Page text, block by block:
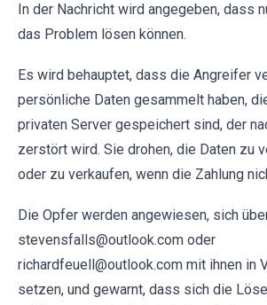
In der Nachricht wird angegeben, dass
das Problem lösen können.
Es wird behauptet, dass die Angreifer
persönliche Daten gesammelt haben,
privaten Server gespeichert sind, der
zerstört wird. Sie drohen, die Daten zu
oder zu verkaufen, wenn die Zahlung
Die Opfer werden angewiesen, sich
stevensfalls@outlook.com oder
richardfeuell@outlook.com mit ihnen in
setzen, und gewarnt, dass sich die